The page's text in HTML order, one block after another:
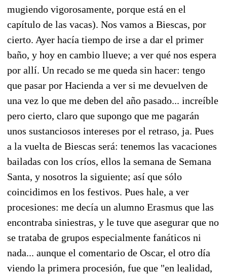
mugiendo vigorosamente, porque está en el
capítulo de las vacas). Nos vamos a Biescas, por
cierto. Ayer hacía tiempo de irse a dar el primer
baño, y hoy en cambio llueve; a ver qué nos espera
por allí. Un recado se me queda sin hacer: tengo
que pasar por Hacienda a ver si me devuelven de
una vez lo que me deben del año pasado... increíble
pero cierto, claro que supongo que me pagarán
unos sustanciosos intereses por el retraso, ja. Pues
a la vuelta de Biescas será: tenemos las vacaciones
bailadas con los críos, ellos la semana de Semana
Santa, y nosotros la siguiente; así que sólo
coincidimos en los festivos. Pues hale, a ver
procesiones: me decía un alumno Erasmus que las
encontraba siniestras, y le tuve que asegurar que no
se trataba de grupos especialmente fanáticos ni
nada... aunque el comentario de Oscar, el otro día
viendo la primera procesión, fue que "en lealidad,